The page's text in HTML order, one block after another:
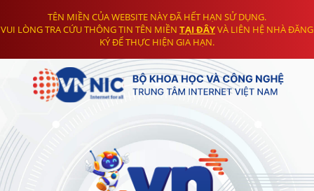
TÊN MIỀN CỦA WEBSITE NÀY ĐÃ HẾT HẠN SỬ DỤNG.
VUI LÒNG TRA CỨU THÔNG TIN TÊN MIỀN TẠI ĐÂYVÀ LIÊN HỆ NHÀ ĐĂNG
KÝ ĐỂ THỰC HIỆN GIA HẠN.